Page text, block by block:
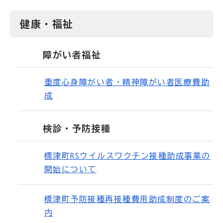
健康・福祉
障がい者福祉
重度心身障がい者・精神障がい者医療費助
成
検診・予防接種
標津町RSウイルスワクチン接種助成事業の
開始について
標津町予防接種再接種費用助成制度のご案
内